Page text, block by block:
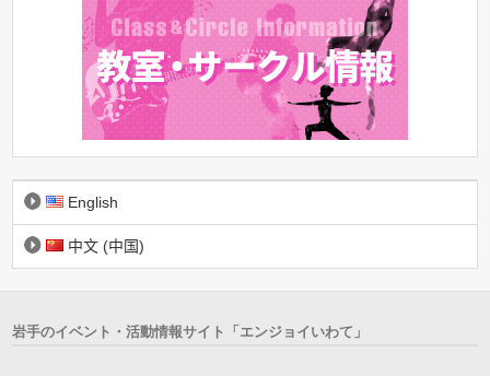
English
中文 (中国)
岩手のイベント・活動情報サイト「エンジョイいわて」